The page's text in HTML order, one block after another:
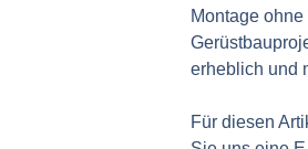
Montage
erheblich und
Für diesen